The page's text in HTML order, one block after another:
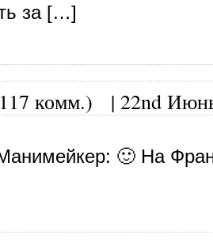
за […]
комм.) | 22nd
: 🙂 На